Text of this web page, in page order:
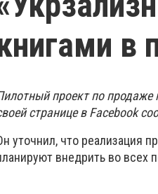
в
проект по продаже
странице в Facebook
уточнил, что реализация
внедрить во всех